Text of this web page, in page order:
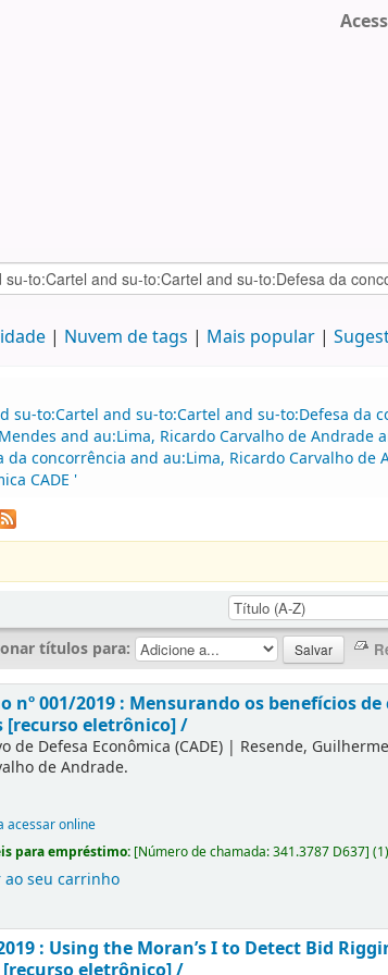
Nuvem de tags Mais popular
to:Cartel and su-to:Cartel and su-to:Defesa da
and au:Lima, Ricardo Carvalho de Andrade
concorrência and au:Lima, Ricardo Carvalho
CADE '
títulos para:
nº 001/2019 : Mensurando os benefícios
[recurso eletrônico] /
de Defesa Econômica (CADE) | Resende,
de Andrade.
acessar online
para empréstimo: [Número de chamada:341.3787 D637]
ao seu carrinho
: Using the Moran’s I to Detect Bid